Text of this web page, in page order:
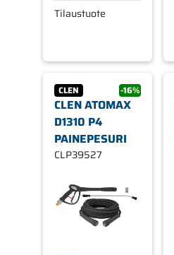
Tilaustuote
CLEN -16%
CLEN ATOMAX
D1310 P4
PAINEPESURI
CLP39527